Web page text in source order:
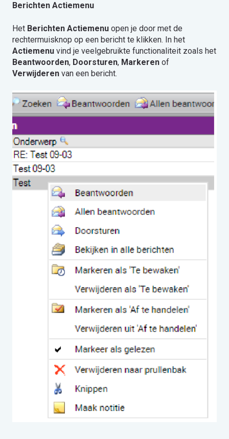
Berichten Actiemenu
Het Berichten Actiemenu open je door met de
rechtermuisknop op een bericht te klikken. In het
Actiemenu vind je veelgebruikte functionaliteit zoals het
Beantwoorden, Doorsturen, Markeren of
Verwijderen van een bericht.